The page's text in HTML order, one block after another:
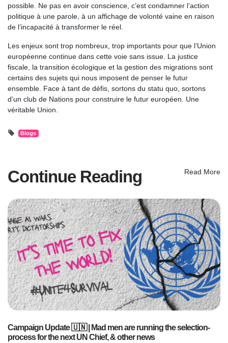
possible. Ne pas en avoir conscience, c’est condamner l’action
politique à une parole, à un affichage de volonté vaine en raison
de l’incapacité à transformer le réel.
Les enjeux sont trop nombreux, trop importants pour que l’Union
européenne continue dans cette voie sans issue. La justice
fiscale, la transition écologique et la gestion des migrations sont
certains des sujets qui nous imposent de penser le futur
ensemble. Face à tant de défis, sortons du statu quo, sortons
d’un club de Nations pour construire le futur européen. Une
véritable Union.
Blogs
Continue Reading Read More
Campaign Update 🇺🇳 | Mad men are running the selection-
process for the next UN Chief, & other news